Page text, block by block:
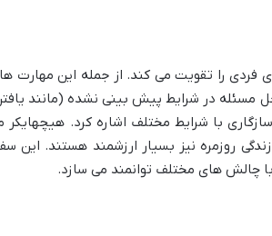
را تقویت می کند. از جمله این مهارت
مسئله در شرایط پیش بینی نشده (مانند
سازگاری با شرایط مختلف اشاره کرد.
روزمره نیز بسیار ارزشمند هستند. این
چالش های مختلف توانمند می سازد.